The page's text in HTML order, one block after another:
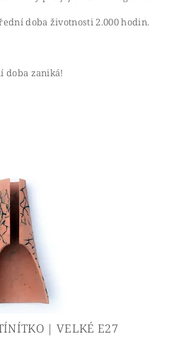
doba životnosti 2.000 hodin.
doba zaniká!
| VELKÉ E27